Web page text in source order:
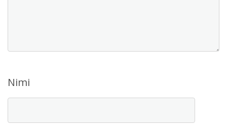
Nimi